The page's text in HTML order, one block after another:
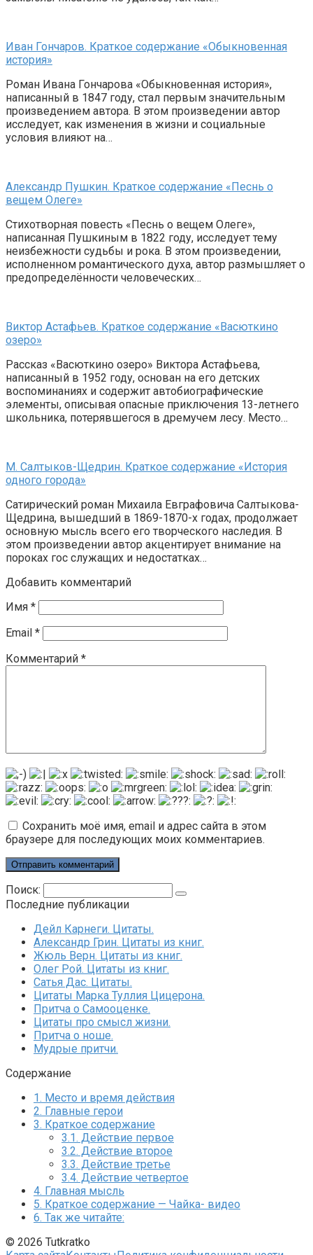
Иван Гончаров. Краткое содержание «Обыкновенная
история»
Роман Ивана Гончарова «Обыкновенная история»,
написанный в 1847 году, стал первым значительным
произведением автора. В этом произведении автор
исследует, как изменения в жизни и социальные
условия влияют на…
Александр Пушкин. Краткое содержание «Песнь о
вещем Олеге»
Стихотворная повесть «Песнь о вещем Олеге»,
написанная Пушкиным в 1822 году, исследует тему
неизбежности судьбы и рока. В этом произведении,
исполненном романтического духа, автор размышляет о
предопределённости человеческих…
Виктор Астафьев. Краткое содержание «Васюткино
озеро»
Рассказ «Васюткино озеро» Виктора Астафьева,
написанный в 1952 году, основан на его детских
воспоминаниях и содержит автобиографические
элементы, описывая опасные приключения 13-летнего
школьника, потерявшегося в дремучем лесу. Место…
М. Салтыков-Щедрин. Краткое содержание «История
одного города»
Сатирический роман Михаила Евграфовича Салтыкова-
Щедрина, вышедший в 1869-1870-х годах, продолжает
основную мысль всего его творческого наследия. В
этом произведении автор акцентирует внимание на
пороках гос служащих и недостатках…
Добавить комментарий
Имя *
Email *
Комментарий *
Сохранить моё имя, email и адрес сайта в этом
браузере для последующих моих комментариев.
Поиск:
Последние публикации
Дейл Карнеги. Цитаты.
Александр Грин. Цитаты из книг.
Жюль Верн. Цитаты из книг.
Олег Рой. Цитаты из книг.
Сатья Дас. Цитаты.
Цитаты Марка Туллия Цицерона.
Притча о Самооценке.
Цитаты про смысл жизни.
Притча о ноше.
Мудрые притчи.
Содержание
1. Место и время действия
2. Главные герои
3. Краткое содержание
3.1. Действие первое
3.2. Действие второе
3.3. Действие третье
3.4. Действие четвертое
4. Главная мысль
5. Краткое содержание — Чайка- видео
6. Так же читайте:
© 2026 Tutkratko